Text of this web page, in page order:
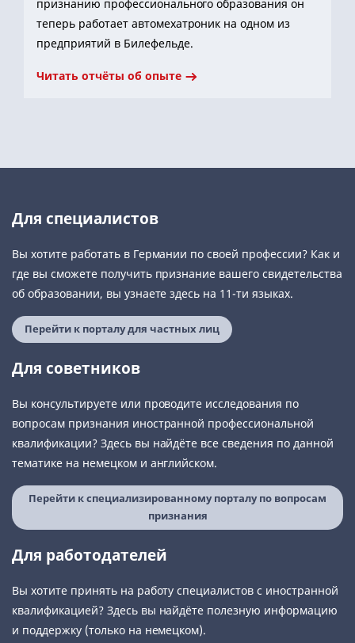
признанию профессионального образования он
теперь работает автомехатроник на одном из
предприятий в Билефельде.
Читать отчёты об опыте
Для специалистов
Вы хотите работать в Германии по своей профессии? Как и
где вы сможете получить признание вашего свидетельства
об образовании, вы узнаете здесь на 11-ти языках.
Перейти к порталу для частных лиц
Для советников
Вы консультируете или проводите исследования по
вопросам признания иностранной профессиональной
квалификации? Здесь вы найдёте все сведения по данной
тематике на немецком и английском.
Перейти к специализированному порталу по вопросам
признания
Для работодателей
Вы хотите принять на работу специалистов с иностранной
квалификацией? Здесь вы найдёте полезную информацию
и поддержку (только на немецком).